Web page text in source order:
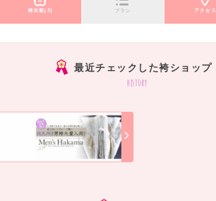
袴衣装(3) プラン アクセス
最近チェックした袴ショップ
history